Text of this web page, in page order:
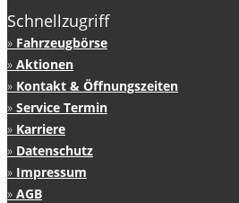
Schnellzugriff
Fahrzeugbörse
Aktionen
Kontakt & Öffnungszeiten
Service Termin
Karriere
Datenschutz
Impressum
AGB